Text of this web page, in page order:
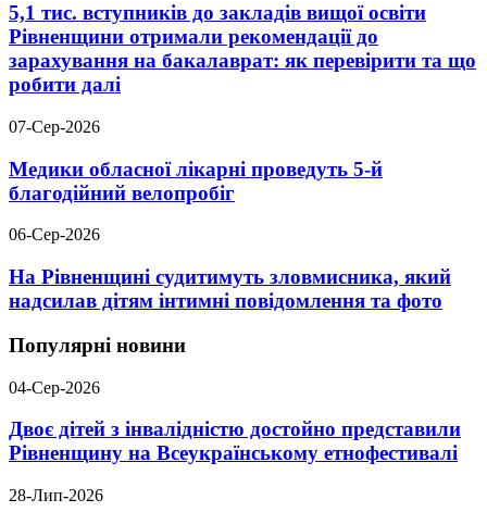
5,1 тис. вступників до закладів вищої освіти
Рівненщини отримали рекомендації до
зарахування на бакалаврат: як перевірити та що
робити далі
07-Сер-2026
Медики обласної лікарні проведуть 5-й
благодійний велопробіг
06-Сер-2026
На Рівненщині судитимуть зловмисника, який
надсилав дітям інтимні повідомлення та фото
Популярні новини
04-Сер-2026
Двоє дітей з інвалідністю достойно представили
Рівненщину на Всеукраїнському етнофестивалі
28-Лип-2026